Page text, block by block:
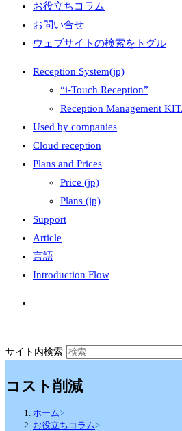
お役立ちコラム
お問い合せ
ウェブサイトの検索をトグル
Reception System(jp)
“i-Touch Reception”
Reception Management
Used by companies
Cloud reception
Plans and Prices
Price (jp)
Plans (jp)
Support
Article
言語
Introduction Flow
サイト内検索
コスト削減
ホーム>
お役立ちコラム>